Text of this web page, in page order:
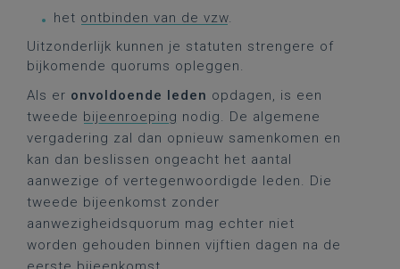
het ontbinden van de vzw.
Uitzonderlijk kunnen je statuten strengere of
bijkomende quorums opleggen.
Als er onvoldoende leden opdagen, is een
tweede bijeenroeping nodig. De algemene
vergadering zal dan opnieuw samenkomen en
kan dan beslissen ongeacht het aantal
aanwezige of vertegenwoordigde leden. Die
tweede bijeenkomst zonder
aanwezigheidsquorum mag echter niet
worden gehouden binnen vijftien dagen na de